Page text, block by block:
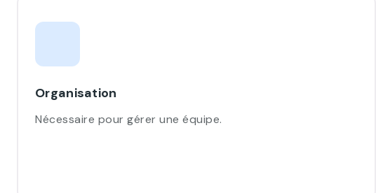
Organisation
Nécessaire pour gérer une équipe.